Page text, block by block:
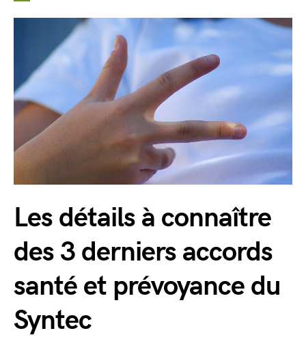
Les détails à connaître
des 3 derniers accords
santé et prévoyance du
Syntec